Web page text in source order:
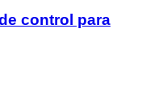
control para